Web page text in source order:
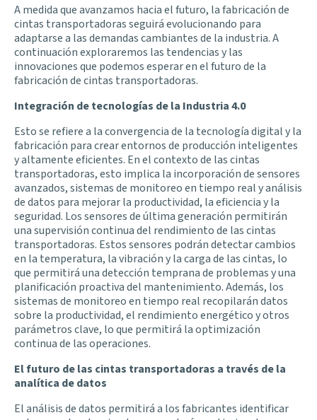
A medida que avanzamos hacia el futuro, la fabricación de
cintas transportadoras seguirá evolucionando para
adaptarse a las demandas cambiantes de la industria. A
continuación exploraremos las tendencias y las
innovaciones que podemos esperar en el futuro de la
fabricación de cintas transportadoras.
Integración de tecnologías de la Industria 4.0
Esto se refiere a la convergencia de la tecnología digital y la
fabricación para crear entornos de producción inteligentes
y altamente eficientes. En el contexto de las cintas
transportadoras, esto implica la incorporación de sensores
avanzados, sistemas de monitoreo en tiempo real y análisis
de datos para mejorar la productividad, la eficiencia y la
seguridad. Los sensores de última generación permitirán
una supervisión continua del rendimiento de las cintas
transportadoras. Estos sensores podrán detectar cambios
en la temperatura, la vibración y la carga de las cintas, lo
que permitirá una detección temprana de problemas y una
planificación proactiva del mantenimiento. Además, los
sistemas de monitoreo en tiempo real recopilarán datos
sobre la productividad, el rendimiento energético y otros
parámetros clave, lo que permitirá la optimización
continua de las operaciones.
El futuro de las cintas transportadoras a través de la
analítica de datos
El análisis de datos permitirá a los fabricantes identificar